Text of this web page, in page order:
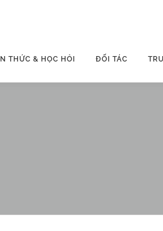
THỨC & HỌC HỎI ĐỐI TÁC